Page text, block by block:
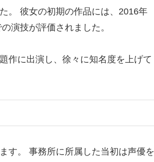
。 彼女の初期の作品には、2016年
演技が評価されました。
作に出演し、徐々に知名度を上げて
す。 事務所に所属した当初は声優を